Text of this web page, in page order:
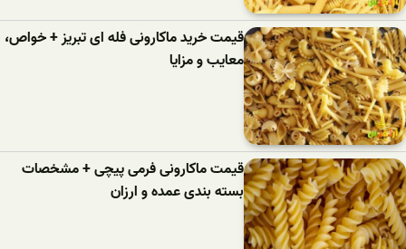
قیمت خرید ماکارونی فله ای تبریز + خواص،
معایب و مزایا
قیمت ماکارونی فرمی پیچی + مشخصات
بسته بندی عمده و ارزان